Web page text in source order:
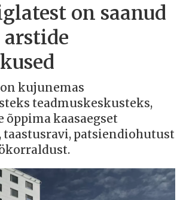
on saanud
kujunemas
teadmuskeskusteks,
kaasaegset
patsiendiohutust